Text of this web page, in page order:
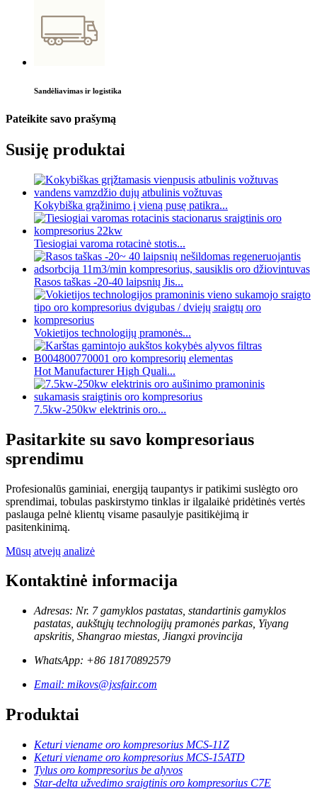
Sandėliavimas ir logistika
Pateikite savo prašymą
Susiję produktai
Kokybiška grąžinimo į vieną pusę patikra...
Tiesiogiai varoma rotacinė stotis...
Rasos taškas -20-40 laipsnių Jis...
Vokietijos technologijų pramonės...
Hot Manufacturer High Quali...
7.5kw-250kw elektrinis oro...
Pasitarkite su savo kompresoriaus
sprendimu
Profesionalūs gaminiai, energiją taupantys ir patikimi suslėgto oro
sprendimai, tobulas paskirstymo tinklas ir ilgalaikė pridėtinės vertės
paslauga pelnė klientų visame pasaulyje pasitikėjimą ir
pasitenkinimą.
Mūsų atvejų analizė
Kontaktinė informacija
Adresas: Nr. 7 gamyklos pastatas, standartinis gamyklos
pastatas, aukštųjų technologijų pramonės parkas, Yiyang
apskritis, Shangrao miestas, Jiangxi provincija
WhatsApp: +86 18170892579
Email: mikovs@jxsfair.com
Produktai
Keturi viename oro kompresorius MCS-11Z
Keturi viename oro kompresorius MCS-15ATD
Tylus oro kompresorius be alyvos
Star-delta užvedimo sraigtinis oro kompresorius C7E